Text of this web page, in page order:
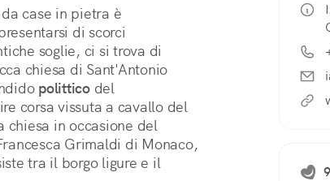
case in pietra è
di scorci
soglie, ci si trova di
chiesa di Sant'Antonio
polittico del
corsa vissuta a cavallo del
chiesa in occasione del
Grimaldi di Monaco,
tra il borgo ligure e il